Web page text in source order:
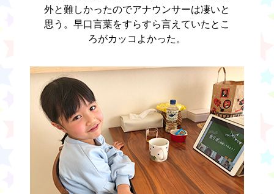
外と難しかったのでアナウンサーは凄いと
思う。早口言葉をすらすら言えていたとこ
ろがカッコよかった。